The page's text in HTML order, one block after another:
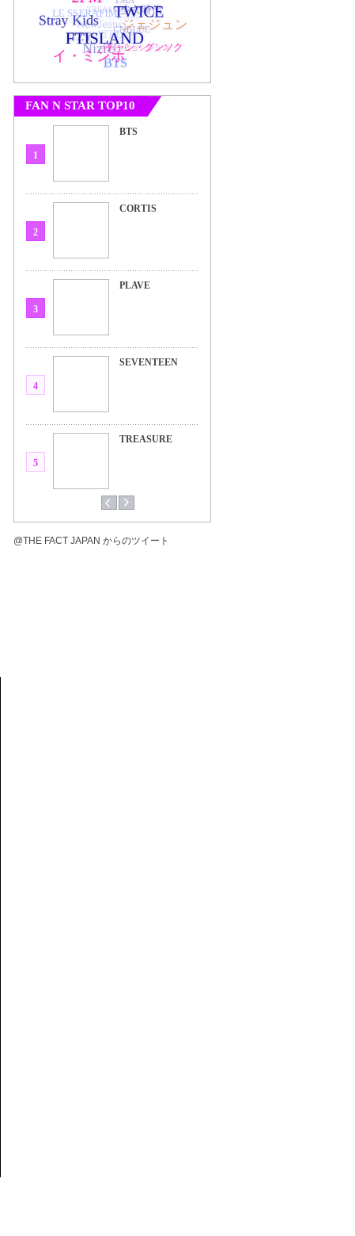
FAN N STAR TOP10
1
BTS
2
CORTIS
3
PLAVE
4
SEVENTEEN
5
TREASURE
@THE FACT JAPAN からのツイート